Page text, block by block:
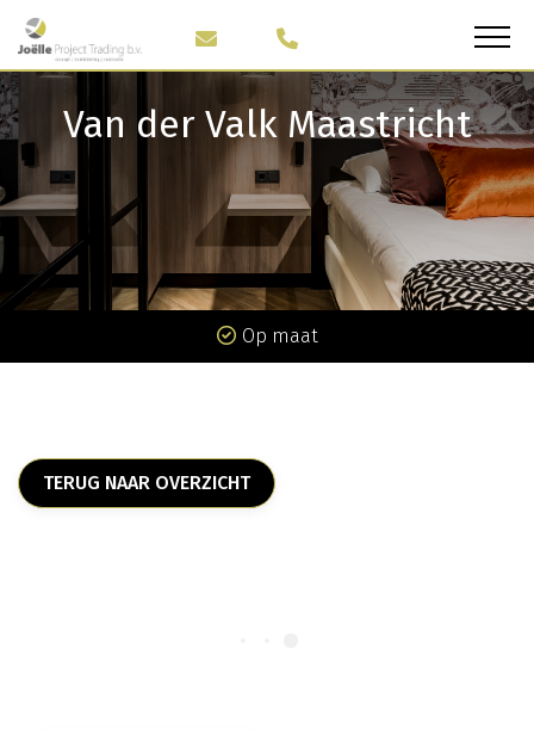
Van der Valk Maastricht
Op maat
TERUG NAAR OVERZICHT